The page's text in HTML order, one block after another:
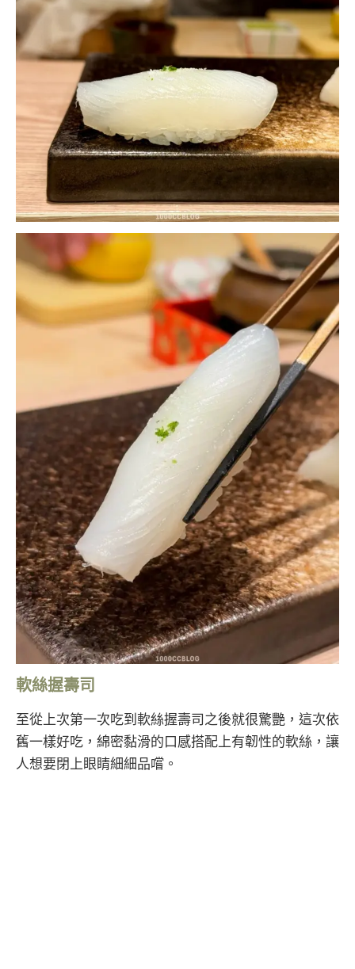
軟絲握壽司
至從上次第一次吃到軟絲握壽司之後就很驚艷，這次依
舊一樣好吃，綿密黏滑的口感搭配上有韌性的軟絲，讓
人想要閉上眼睛細細品嚐。